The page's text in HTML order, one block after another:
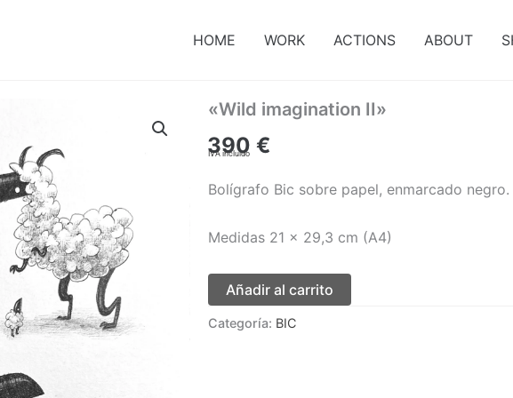
HOME WORK ACTIONS ABOUT
«Wild imagination II»
390 €
IVA incluido
Bolígrafo Bic sobre papel, enmarcado negro.
Medidas 21 x 29,3 cm (A4)
Añadir al carrito
Categoría: BIC